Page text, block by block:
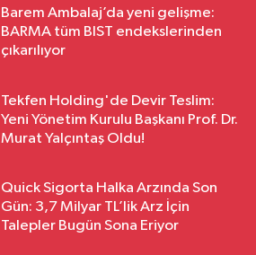
Barem Ambalaj’da yeni gelişme:
BARMA tüm BIST endekslerinden
çıkarılıyor
Tekfen Holding'de Devir Teslim:
Yeni Yönetim Kurulu Başkanı Prof. Dr.
Murat Yalçıntaş Oldu!
Quick Sigorta Halka Arzında Son
Gün: 3,7 Milyar TL’lik Arz İçin
Talepler Bugün Sona Eriyor